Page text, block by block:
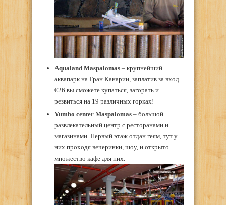
Aqualand Maspalomas– крупнейший
аквапарк на Гран Канарии, заплатив за вход
€26 вы сможете купаться, загорать и
резвиться на 19 различных горках!
Yumbo center Maspalomas– большой
развлекательный центр с ресторанами и
магазинами. Первый этаж отдан геям, тут у
них проходя вечеринки, шоу, и открыто
множество кафе для них.